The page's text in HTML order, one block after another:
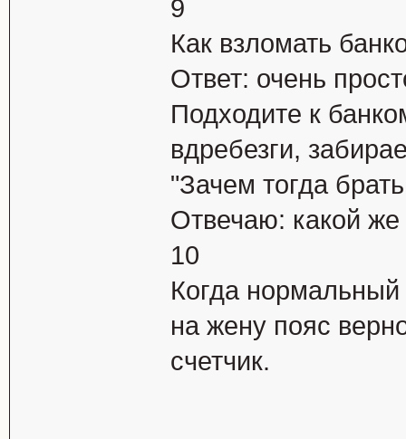
9
Как взломать
Ответ: очень
Подходите к
вдребезги,
"Зачем тогда
Отвечаю: какой же
10
Когда нормальный
на жену пояс
счетчик.